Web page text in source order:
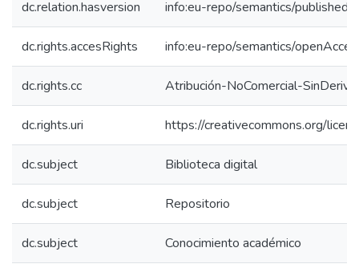
dc.relation.hasversion info:eu-repo/semantics/
dc.rights.accesRights info:eu-repo/semantics/
dc.rights.cc Atribución-NoComercial-
dc.rights.uri https://creativecommons.org/
dc.subject Biblioteca digital
dc.subject Repositorio
dc.subject Conocimiento académico